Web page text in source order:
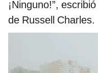
¡Ninguno!”, escribió
de Russell Charles.